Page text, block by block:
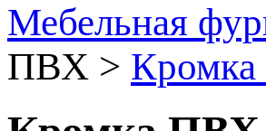
Мебельная
ПВХ > Кромка